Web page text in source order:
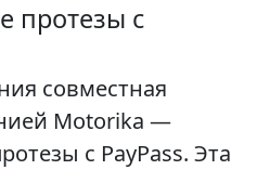
протезы с
совместная
Motorika —
с PayPass. Эта